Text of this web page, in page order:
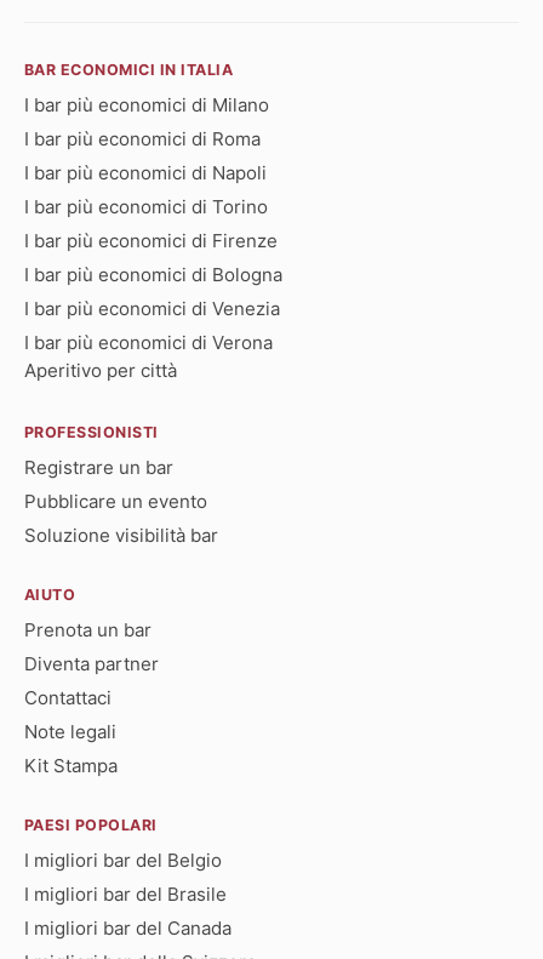
BAR ECONOMICI IN ITALIA
I bar più economici di Milano
I bar più economici di Roma
I bar più economici di Napoli
I bar più economici di Torino
I bar più economici di Firenze
I bar più economici di Bologna
I bar più economici di Venezia
I bar più economici di Verona
Aperitivo per città
PROFESSIONISTI
Registrare un bar
Pubblicare un evento
Soluzione visibilità bar
AIUTO
Prenota un bar
Diventa partner
Contattaci
Note legali
Kit Stampa
PAESI POPOLARI
I migliori bar del Belgio
I migliori bar del Brasile
I migliori bar del Canada